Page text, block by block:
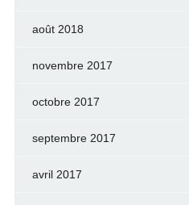
août 2018
novembre 2017
octobre 2017
septembre 2017
avril 2017